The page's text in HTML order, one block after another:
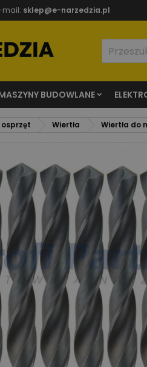
mail: sklep@e-narzedzia.pl
BUDOWLANE
Wiertła Wiertła do